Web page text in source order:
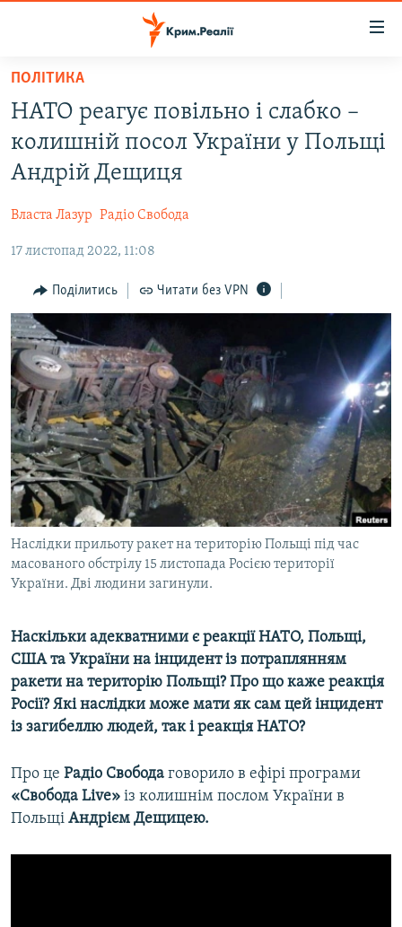
Перейти
основного
матеріалу
Перейти
до
основної
Перейти
пошуку
ВОДА.КРИМ
ВІДЕО ТА ФОТО
БЛОГИ
ПОГЛЯД
ІНТЕРВ'Ю
ВСЕ ЗА ДЕНЬ
СПЕЦПРОЕКТИ
ДЕПОРТАЦІЯ
ВІДЕОУРОКИ «ELIFBE»
СВІДЧЕННЯ ОКУПАЦІЇ
УКРАЇНСЬКА ПРОБЛЕМА КРИМУ
ІНФОГРАФІКА
ЯК ОБІЙТИ БЛОКУВАННЯ
Русский
Qırımtatar
ДОЛУЧАЙСЯ!
ПОЛІТИКА
НАТО реагує повільно і слабко –
колишній посол України у Польщі
Андрій Дещиця
Власта Лазур Радіо Свобода
17 листопад 2022, 11:08
Поділитись Читати без VPN
Наслідки прильоту ракет на територію Польщі під час
масованого обстрілу 15 листопада Росією території
України. Дві людини загинули.
Наскільки адекватними є реакції НАТО, Польщі,
США та України на інцидент із потраплянням
ракети на територію Польщі? Про що каже реакція
Росії? Які наслідки може мати як сам цей інцидент
із загибеллю людей, так і реакція НАТО?
Про це Радіо Свобода говорило в ефірі програми
«Свобода Live» із колишнім послом України в
Польщі Андрієм Дещицею.